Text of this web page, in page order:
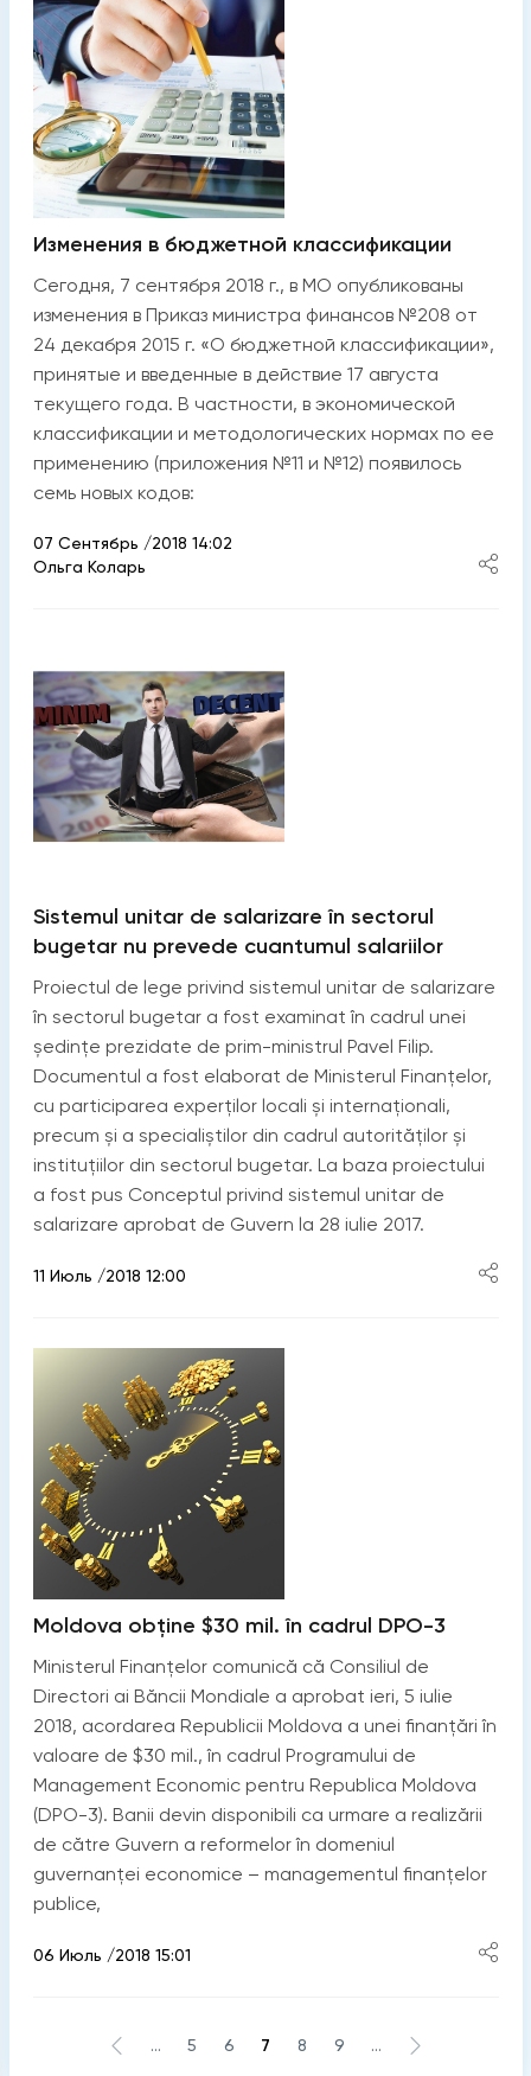
Изменения в бюджетной классификации
Сегодня, 7 сентября 2018 г., в МО опубликованы
изменения в Приказ министра финансов №208 от
24 декабря 2015 г. «О бюджетной классификации»,
принятые и введенные в действие 17 августа
текущего года. В частности, в экономической
классификации и методологических нормах по ее
применению (приложения №11 и №12) появилось
семь новых кодов:
07 Сентябрь /2018 14:02
Ольга Коларь
Sistemul unitar de salarizare în sectorul
bugetar nu prevede cuantumul salariilor
Proiectul de lege privind sistemul unitar de salarizare
în sectorul bugetar a fost examinat în cadrul unei
ședințe prezidate de prim-ministrul Pavel Filip.
Documentul a fost elaborat de Ministerul Finanțelor,
cu participarea experților locali și internaționali,
precum și a specialiștilor din cadrul autorităților și
instituțiilor din sectorul bugetar. La baza proiectului
a fost pus Conceptul privind sistemul unitar de
salarizare aprobat de Guvern la 28 iulie 2017.
11 Июль /2018 12:00
Moldova obţine $30 mil. în cadrul DPO-3
Ministerul Finanţelor comunică că Consiliul de
Directori ai Băncii Mondiale a aprobat ieri, 5 iulie
2018, acordarea Republicii Moldova a unei finanțări în
valoare de $30 mil., în cadrul Programului de
Management Economic pentru Republica Moldova
(DPO-3). Banii devin disponibili ca urmare a realizării
de către Guvern a reformelor în domeniul
guvernanței economice – managementul finanțelor
publice,
06 Июль /2018 15:01
... 5 6 7 8 9 ...